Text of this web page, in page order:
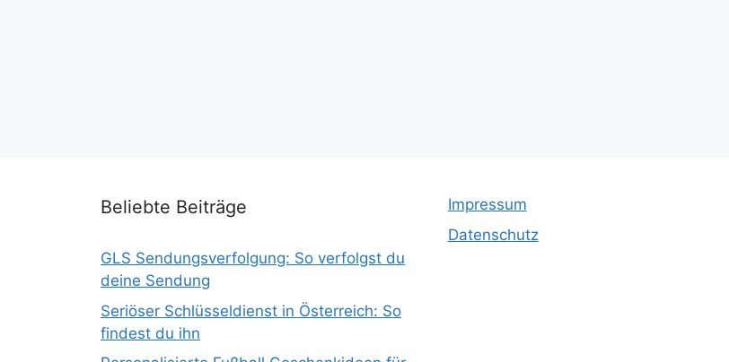
Beliebte Beiträge
GLS Sendungsverfolgung: So verfolgst du
deine Sendung
Seriöser Schlüsseldienst in Österreich: So
findest du ihn
Impressum
Datenschutz